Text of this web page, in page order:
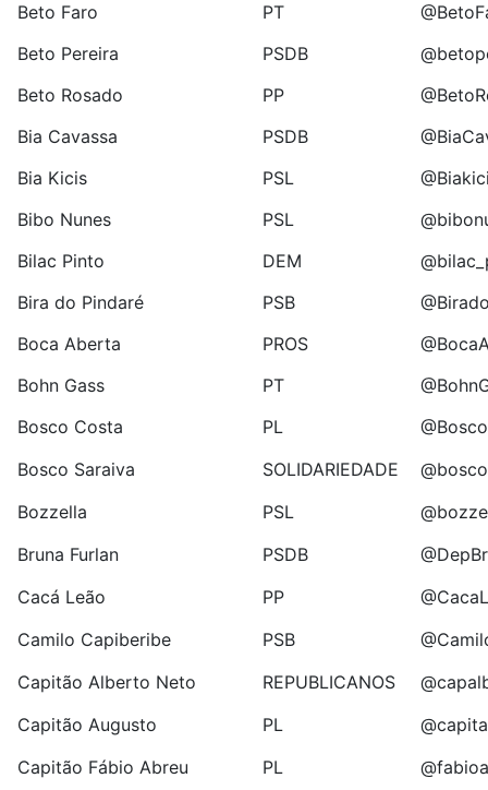
Beto Faro
PT
Beto Pereira
PSDB
Beto Rosado
PP
Bia Cavassa
PSDB
Bia Kicis
PSL
Bibo Nunes
PSL
Bilac Pinto
DEM
Bira do Pindaré
PSB
Boca Aberta
PROS
Bohn Gass
PT
Bosco Costa
PL
Bosco Saraiva
SOLIDARIEDADE
Bozzella
PSL
Bruna Furlan
PSDB
Cacá Leão
PP
Camilo Capiberibe
PSB
Capitão Alberto Neto
REPUBLICANOS
Capitão Augusto
PL
Capitão Fábio Abreu
PL